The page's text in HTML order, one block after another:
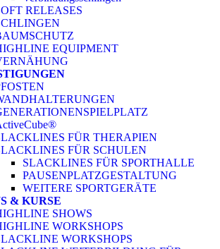
RELEASES
EQUIPMENT
FÜR THERAPIEN
FÜR SCHULEN
SLACKLINES FÜR SPORTHALLE
PAUSENPLATZGESTALTUNG
WEITERE SPORTGERÄTE
& KURSE
SHOWS
WORKSHOPS
WORKSHOPS